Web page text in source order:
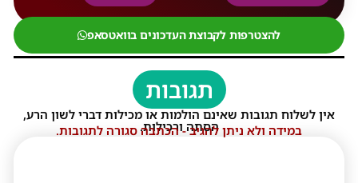
להצטרפות לקבוצת העדכונים בוואטסאפ
תגובות
אין לשלוח תגובות שאינם הולמות או מכילות דברי לשון הרע,
הסתה ורכילות.
במידה ולא ניתן להגיב - הכתבה סגורה לתגובות.